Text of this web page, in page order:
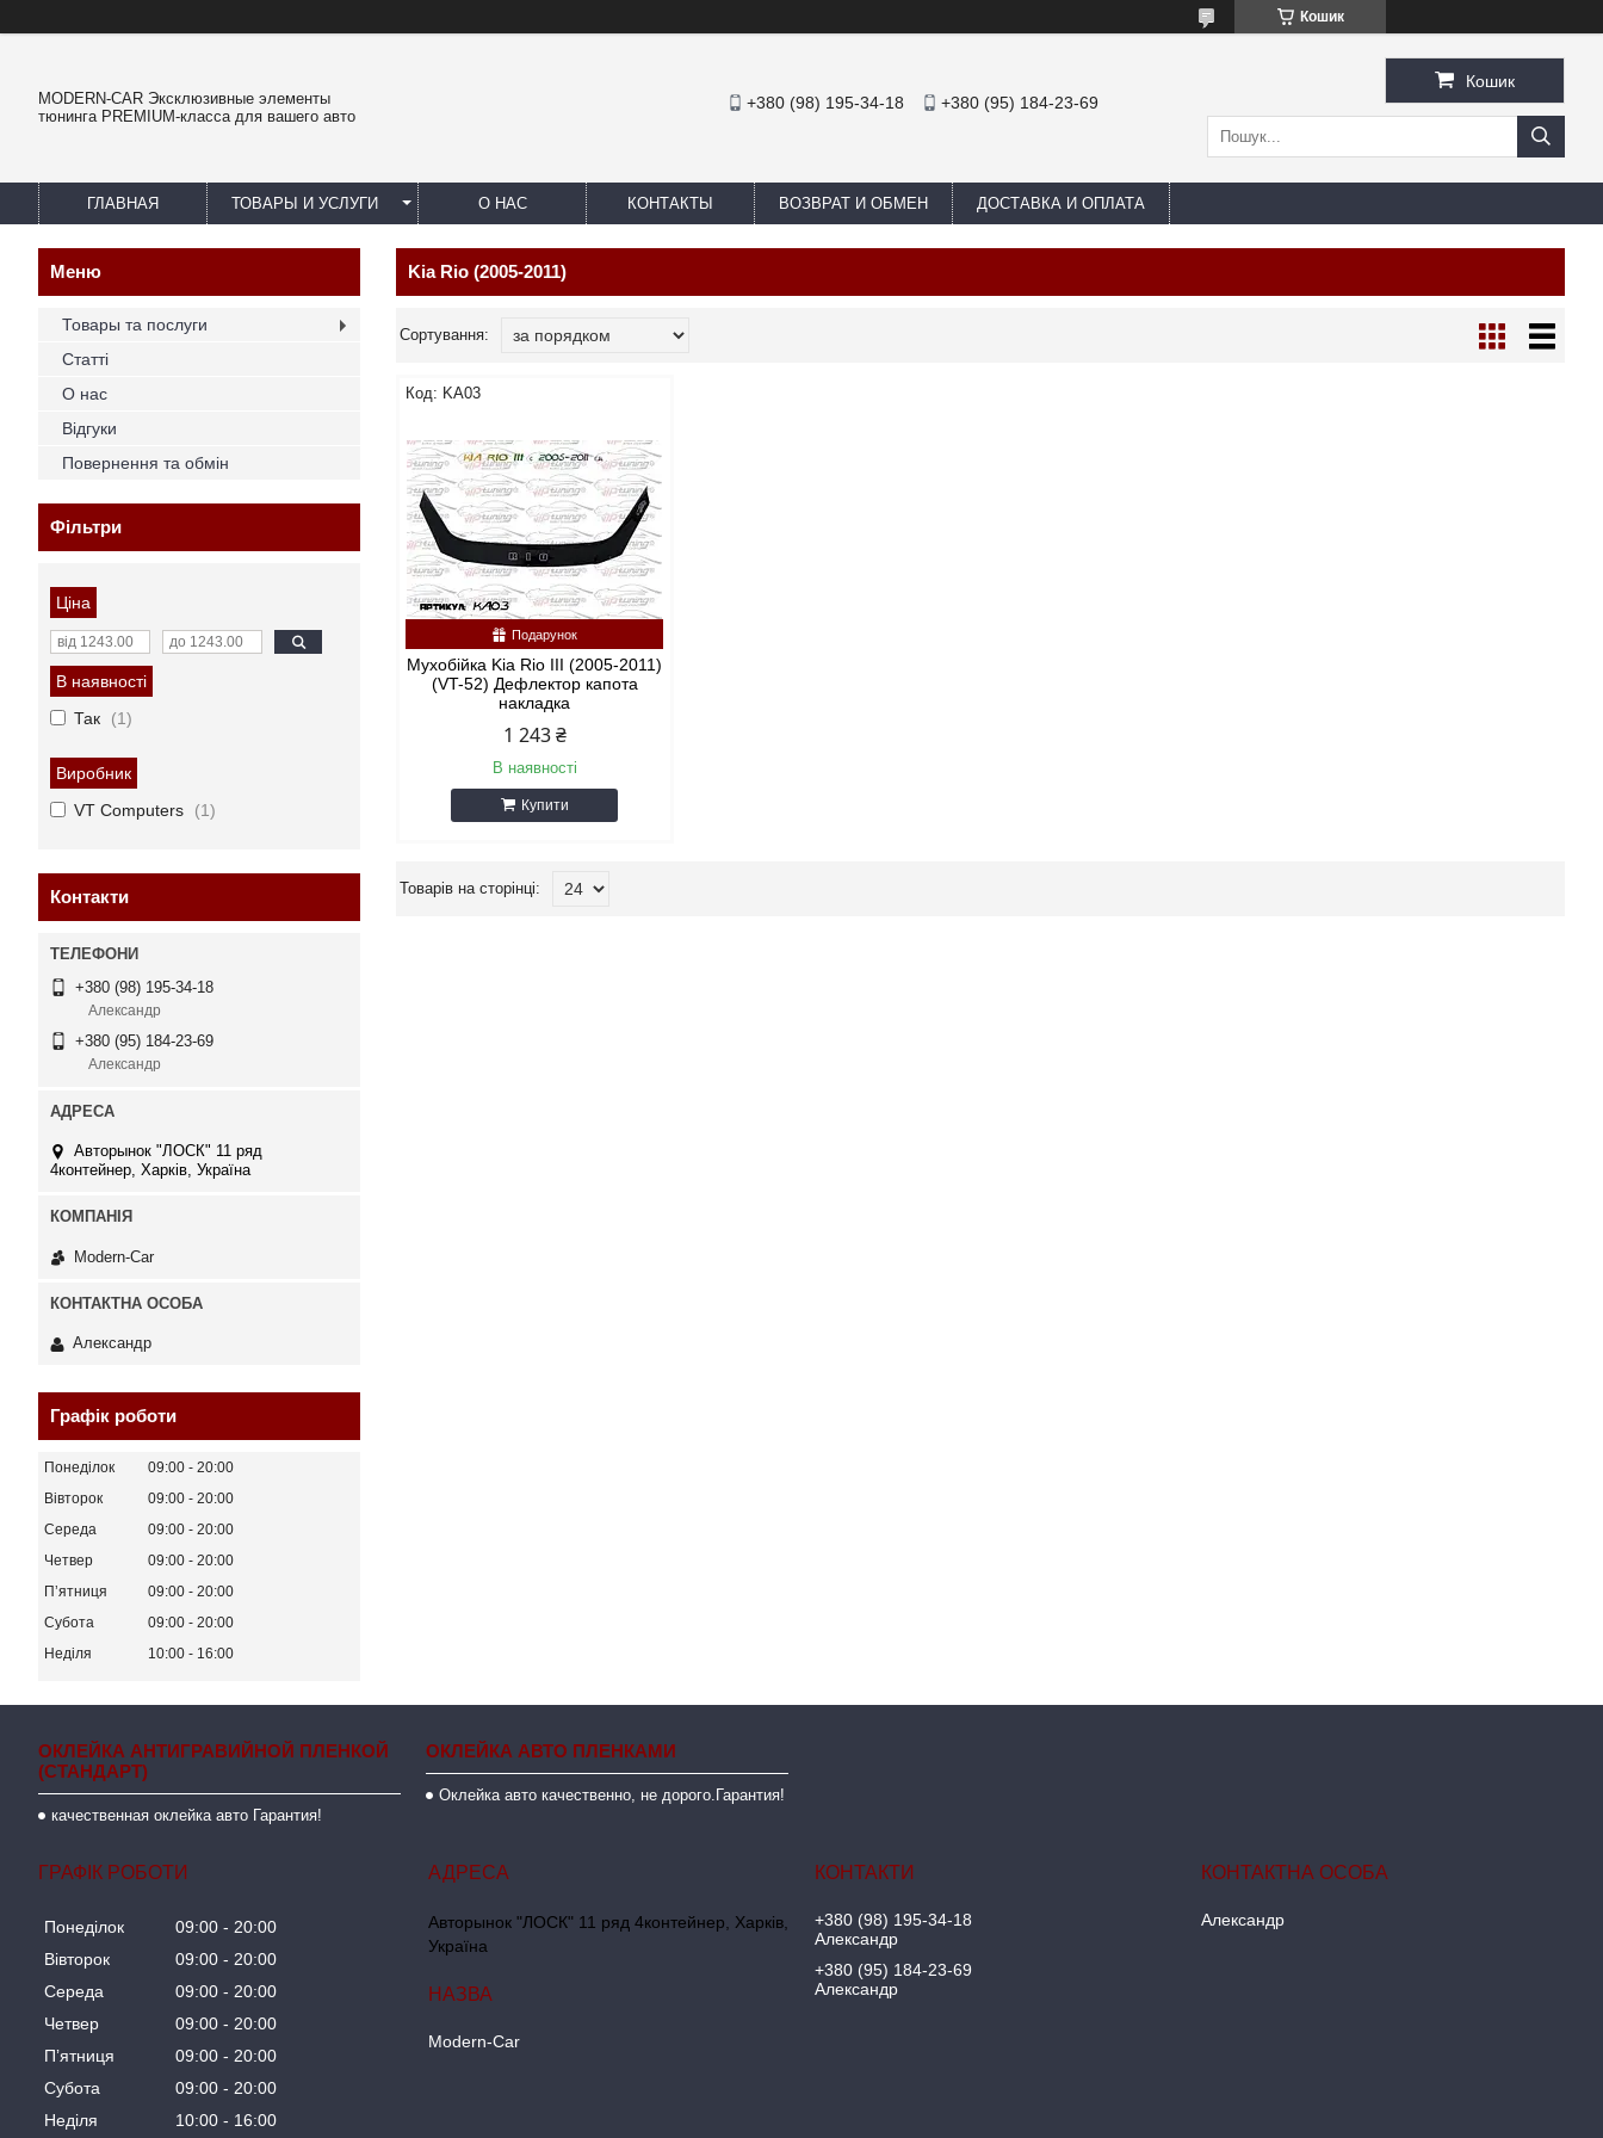
Кошик
MODERN-CAR Эксклюзивные элементы
тюнинга PREMIUM-класса для вашего авто
+380 (98) 195-34-18 +380 (95) 184-23-69
Кошик
ГЛАВНАЯ ТОВАРЫ И УСЛУГИ О НАС КОНТАКТЫ ВОЗВРАТ И ОБМЕН ДОСТАВКА И ОПЛАТА
Kia Rio (2005-2011)
KA03
Подарунок
Мухобійка Kia Rio III (2005-2011)
(VT-52) Дефлектор капота
накладка
1 243 ₴
В наявності
Купити
Товары та послуги
Статті
О нас
Відгуки
Повернення та обмін
Фільтри
Ціна
В наявності
Так
1
Виробник
VT Computers
1
Контакти
+380 (98) 195-34-18
Александр
+380 (95) 184-23-69
Александр
Авторынок "ЛОСК" 11 ряд
4контейнер, Харків, Україна
Modern-Car
Александр
Графік роботи
Понеділок 09:00
20:00
Вівторок
09:00
20:00
Середа
09:00
20:00
Четвер
09:00
20:00
Пʼятниця
09:00
20:00
Субота
09:00
20:00
Неділя
10:00 16:00
ОКЛЕЙКА АНТИГРАВИЙНОЙ ПЛЕНКОЙ
(СТАНДАРТ)
качественная оклейка авто Гарантия!
ОКЛЕЙКА АВТО ПЛЕНКАМИ
Оклейка авто качественно, не дорого.Гарантия!
ГРАФІК РОБОТИ
Понеділок 09:00
20:00
Вівторок
09:00
20:00
Середа
09:00
20:00
Четвер
09:00
20:00
Пʼятниця
09:00
20:00
Субота
09:00
20:00
Неділя
10:00 16:00
Авторынок "ЛОСК" 11 ряд 4контейнер, Харків,
Україна
Modern-Car
+380 (98) 195-34-18
Александр
+380 (95) 184-23-69
Александр
Александр